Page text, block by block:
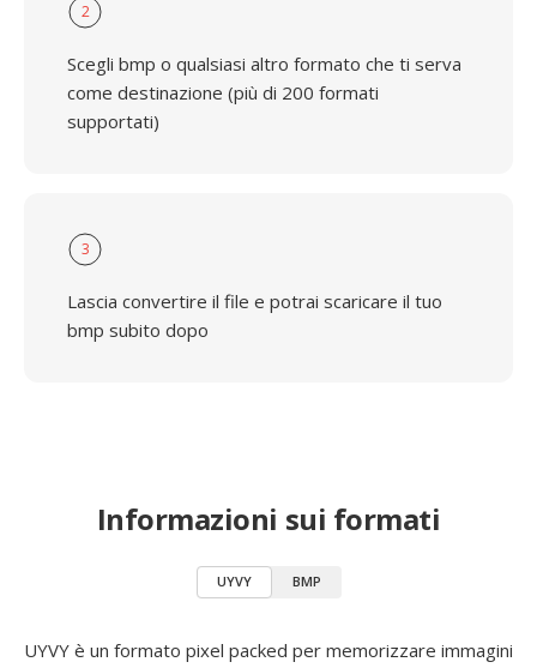
2
Scegli bmp o qualsiasi altro formato che ti serva
come destinazione (più di 200 formati
supportati)
3
Lascia convertire il file e potrai scaricare il tuo
bmp subito dopo
Informazioni sui formati
UYVY BMP
UYVY è un formato pixel packed per memorizzare immagini